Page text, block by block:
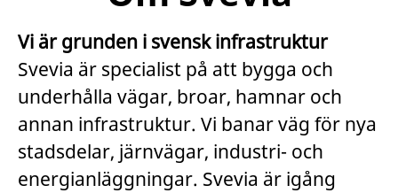
Vi är grunden i svensk infrastruktur
Svevia är specialist på att bygga och
underhålla vägar, broar, hamnar och
annan infrastruktur. Vi banar väg för nya
stadsdelar, järnvägar, industri- och
energianläggningar. Svevia är igång